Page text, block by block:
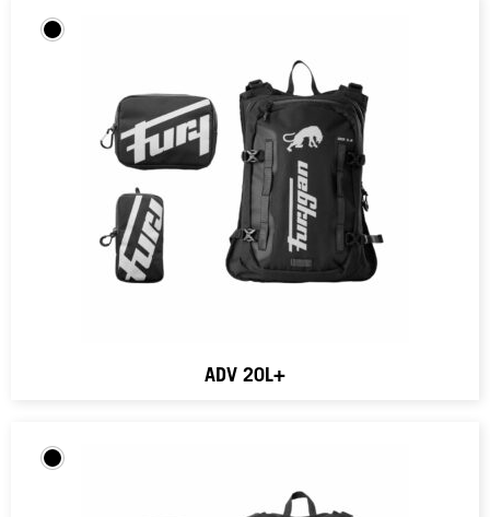
ADV 20L+